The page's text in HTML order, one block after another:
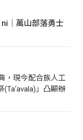
ni｜萬山部落勇士
，現今配合族人工
」凸顯辦